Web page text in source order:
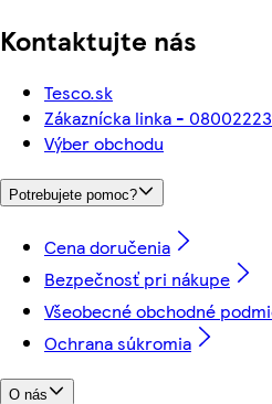
Kontaktujte nás
Tesco.sk
Zákaznícka linka -
Výber obchodu
Potrebujete pomoc?
Cena doručenia
Bezpečnosť pri nákupe
Všeobecné obchodné
Ochrana súkromia
O nás